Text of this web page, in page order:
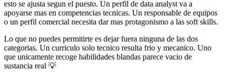
esto se ajusta segun el puesto. Un perfil de data analyst va a
apoyarse mas en competencias tecnicas. Un responsable de equipos
o un perfil comercial necesita dar mas protagonismo a las soft skills.
Lo que no puedes permitirte es dejar fuera ninguna de las dos
categorias. Un curriculo solo tecnico resulta frio y mecanico. Uno
que unicamente recoge habilidades blandas parece vacio de
sustancia real 💡